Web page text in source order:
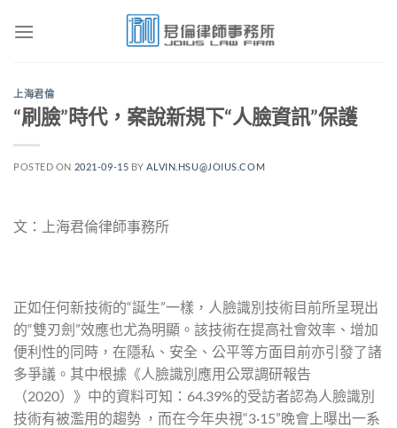
上海君倫
“刷臉”時代，案說新規下“人臉資訊”保護
POSTED ON 2021-09-15 BY ALVIN.HSU@JOIUS.COM
文：上海君倫律師事務所
正如任何新技術的“誕生”一樣，人臉識別技術目前所呈現出
的“雙刃劍”效應也尤為明顯。該技術在提高社會效率、增加
便利性的同時，在隱私、安全、公平等方面目前亦引發了諸
多爭議。其中根據《人臉識別應用公眾調研報告
（2020）》中的資料可知：64.39%的受訪者認為人臉識別
技術有被濫用的趨勢 ，而在今年央視“3·15”晚會上曝出一系